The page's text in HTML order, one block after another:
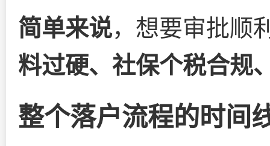
简单来说，想要审批顺
料过硬、社保个税合规
整个落户流程的时间